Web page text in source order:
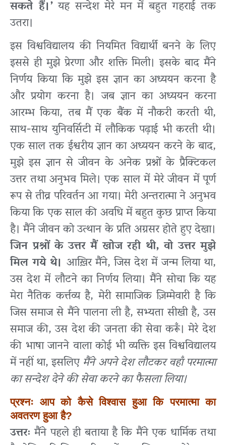
सकते हैं।’यह सन्देश मेरे मन में बहुत गहराई तक
उतरा।
इस विश्वविद्यालय की नियमित विद्यार्थी बनने के लिए
इससे ही मुझे प्रेरणा और शक्ति मिली। इसके बाद मैंने
निर्णय किया कि मुझे इस ज्ञान का अध्ययन करना है
और प्रयोग करना है। जब ज्ञान का अध्ययन करना
आरम्भ किया, तब मैं एक बैंक में नौकरी करती थी,
साथ-साथ युनिवर्सिटी में लौकिक पढ़ाई भी करती थी।
एक साल तक ईश्वरीय ज्ञान का अध्ययन करने के बाद,
मुझे इस ज्ञान से जीवन के अनेक प्रश्नों के प्रैक्टिकल
उत्तर तथा अनुभव मिले। एक साल में मेरे जीवन में पूर्ण
रूप से तीव्र परिवर्तन आ गया। मेरी अन्तरात्मा ने अनुभव
किया कि एक साल की अवधि में बहुत कुछ प्राप्त किया
है। मैंने जीवन को उत्थान के प्रति अग्रसर होते हुए देखा।
जिन प्रश्नों के उत्तर मैं खोज रही थी, वो उत्तर मुझे
मिल गये थे। आख़िर मैंने, जिस देश में जन्म लिया था,
उस देश में लौटने का निर्णय लिया। मैंने सोचा कि यह
मेरा नैतिक कर्त्तव्य है, मेरी सामाजिक ज़िम्मेवारी है कि
जिस समाज से मैंने पालना ली है, सभ्यता सीखी है, उस
समाज की, उस देश की जनता की सेवा करूँ। मेरे देश
की भाषा जानने वाला कोई भी व्यक्ति इस विश्वविद्यालय
में नहीं था, इसलिएमैंने अपने देश लौटकर वहाँ परमात्मा
का सन्देश देने की सेवा करने का फैसला लिया।
प्रश्नः आप को कैसे विश्वास हुआ कि परमात्मा का
अवतरण हुआ है?
उत्तरःमैंने पहले ही बताया है कि मैंने एक धार्मिक तथा